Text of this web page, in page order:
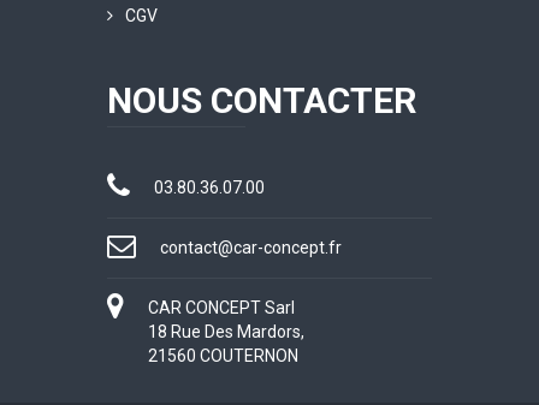
CGV
NOUS CONTACTER
03.80.36.07.00
contact@car-concept.fr
CAR CONCEPT Sarl
18 Rue Des Mardors,
21560 COUTERNON